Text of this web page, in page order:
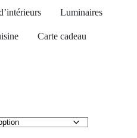
Luminaires
Carte cadeau